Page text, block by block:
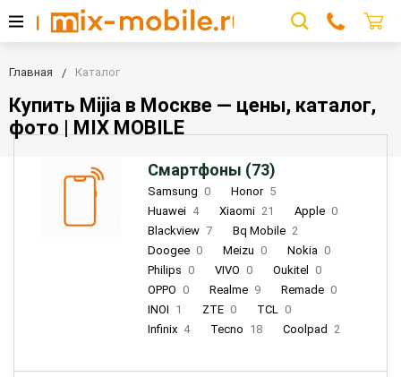
Главная Каталог
Купить Mijia в Москве — цены, каталог,
фото | MIX MOBILE
Смартфоны (73)
Samsung 0 Honor 5
Huawei 4 Xiaomi 21 Apple 0
Blackview 7 Bq Mobile 2
Doogee 0 Meizu 0 Nokia 0
Philips 0 VIVO 0 Oukitel
0
OPPO 0 Realme 9 Remade 0
INOI 1 ZTE 0 TCL 0
Infinix 4 Tecno 18 Coolpad 2